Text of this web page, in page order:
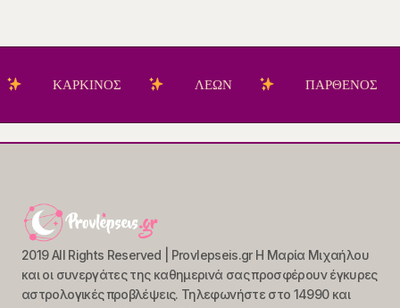
ΛΕΩΝ ΠΑΡΘΕΝΟΣ
2019 All Rights Reserved | Provlepseis.gr Η Μαρία Μιχαήλου
και οι συνεργάτες της καθημερινά σας προσφέρουν έγκυρες
αστρολογικές προβλέψεις. Τηλεφωνήστε στο 14990 και